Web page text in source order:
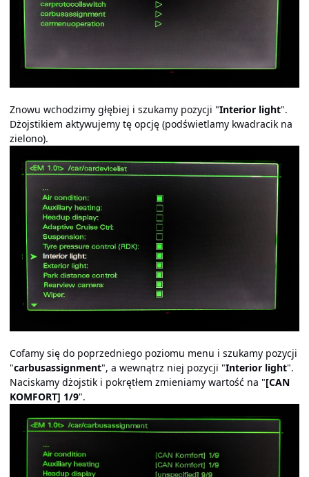
Znowu wchodzimy głębiej i szukamy pozycji "Interior light".
Dżojstikiem aktywujemy tę opcję (podświetlamy kwadracik na
zielono).
Cofamy się do poprzedniego poziomu menu i szukamy pozycji
"carbusassignment", a wewnątrz niej pozycji "Interior light".
Naciskamy dżojstik i pokrętłem zmieniamy wartość na "[CAN
KOMFORT] 1/9".